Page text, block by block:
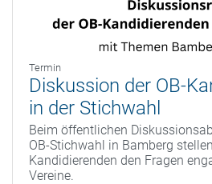
Termin
Diskussion der OB-
in der Stichwahl
Beim öffentlichen
OB‑Stichwahl in Bamberg
Kandidierenden den Fragen
Vereine.